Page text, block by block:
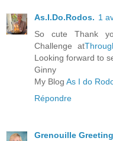
As.I.Do.Rodos. 1
So cute Thank
Challenge at
Looking forward to
Ginny
My Blog As I do
Répondre
Grenouille